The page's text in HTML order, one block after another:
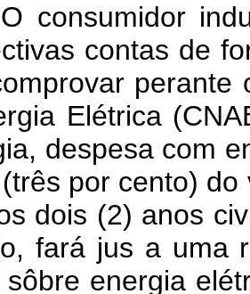
consumidor
contas de
perante
Elétrica
despesa com
por cento)
dois (2) anos
fará jus a uma
sôbre energia